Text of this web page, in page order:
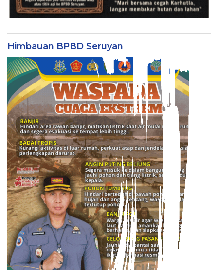
Himbauan BPBD Seruyan